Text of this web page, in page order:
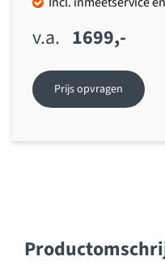
1699,-
Prijs opvragen